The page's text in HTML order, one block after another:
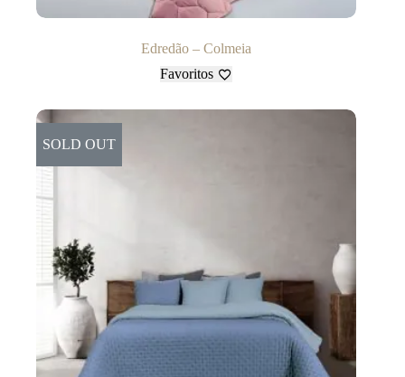
Edredão – Colmeia
Favoritos
SOLD OUT